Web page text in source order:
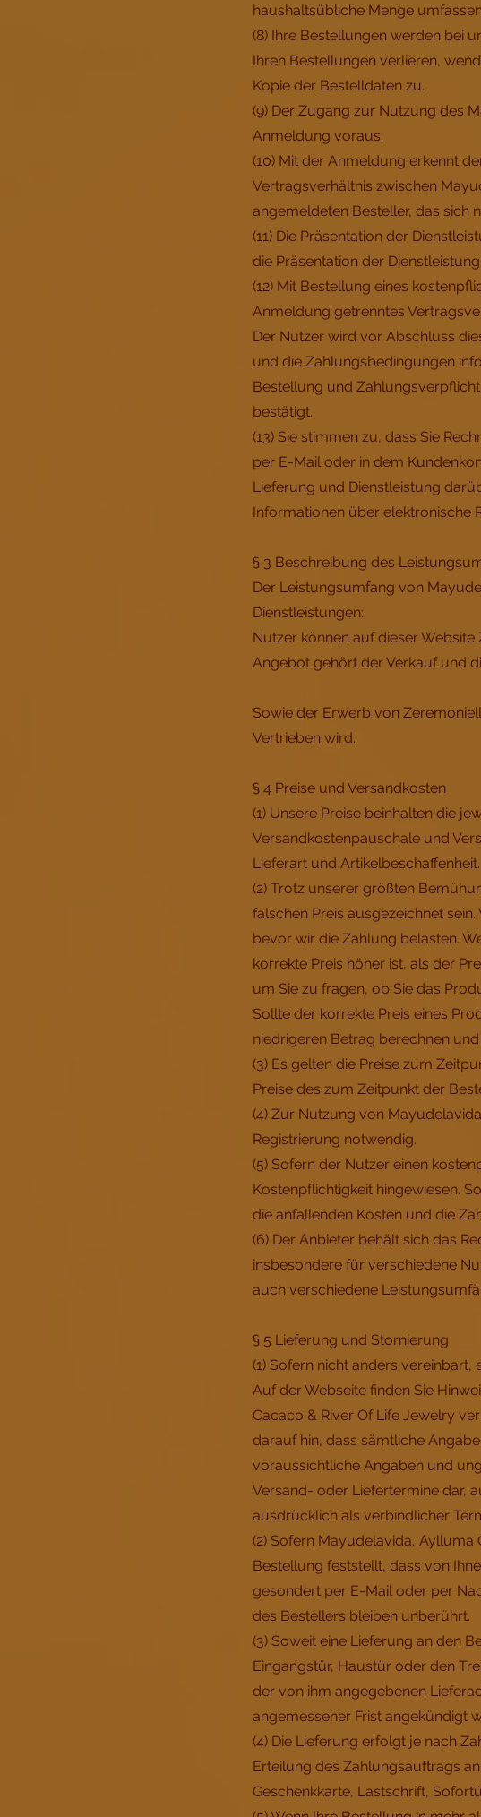
haushaltsübliche Menge
(8) Ihre Bestellungen werden bei
Ihren Bestellungen verlieren,
Kopie der Bestelldaten zu.
(9) Der Zugang zur Nutzung des
Anmeldung voraus.
(10) Mit der Anmeldung erkennt
Vertragsverhältnis zwischen
angemeldeten Besteller, das sich
(11) Die Präsentation der
die Präsentation der
(12) Mit Bestellung eines
Anmeldung getrenntes
Der Nutzer wird vor Abschluss
und die Zahlungsbedingungen
Bestellung und
bestätigt.
(13) Sie stimmen zu, dass Sie
per E-Mail oder in dem
Lieferung und Dienstleistung
Informationen über elektronische
§ 3 Beschreibung des
Der Leistungsumfang von
Dienstleistungen:
Nutzer können auf dieser
Angebot gehört der Verkauf und
Sowie der Erwerb von
Vertrieben wird.
§ 4 Preise und Versandkosten
(1) Unsere Preise beinhalten die
Versandkostenpauschale und
Lieferart und Artikelbeschaffenheit.
(2) Trotz unserer größten
falschen Preis ausgezeichnet
bevor wir die Zahlung belasten.
korrekte Preis höher ist, als der
um Sie zu fragen, ob Sie das
Sollte der korrekte Preis eines
niedrigeren Betrag berechnen
(3) Es gelten die Preise zum
Preise des zum Zeitpunkt der
(4) Zur Nutzung von
Registrierung notwendig.
(5) Sofern der Nutzer einen
Kostenpflichtigkeit hingewiesen.
die anfallenden Kosten und die
(6) Der Anbieter behält sich das
insbesondere für verschiedene
auch verschiedene
§ 5 Lieferung und Stornierung
(1) Sofern nicht anders
Auf der Webseite finden Sie
Cacaco & River Of Life Jewelry
darauf hin, dass sämtliche
voraussichtliche Angaben und
Versand- oder Liefertermine dar,
ausdrücklich als verbindlicher
(2) Sofern Mayudelavida,
Bestellung feststellt, dass von
gesondert per E-Mail oder per
des Bestellers bleiben unberührt.
(3) Soweit eine Lieferung an den
Eingangstür, Haustür oder den
der von ihm angegebenen
angemessener Frist angekündigt
(4) Die Lieferung erfolgt je nach
Erteilung des Zahlungsauftrags
Geschenkkarte, Lastschrift,